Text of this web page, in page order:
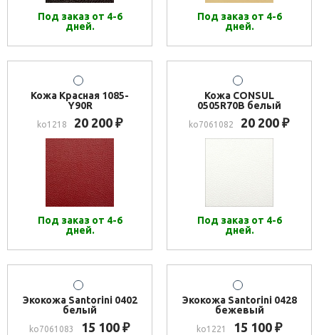
Под заказ от 4-6
дней.
Под заказ от 4-6
дней.
Кожа Красная 1085-
Y90R
ko1218 20 200 ₽
Под заказ от 4-6
дней.
Кожа CONSUL
0505R70B белый
ko7061082 20 200 ₽
Под заказ от 4-6
дней.
Экокожа Santorini 0402
белый
ko7061083 15 100 ₽
Экокожа Santorini 0428
бежевый
ko1221 15 100 ₽